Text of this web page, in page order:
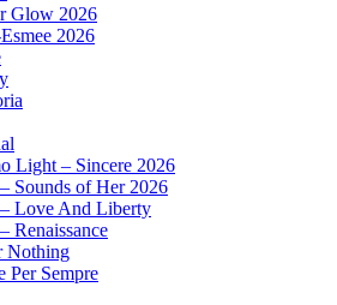
Glow 2026
2026
Light – Sincere 2026
Sounds of Her 2026
Love And Liberty
Renaissance
Nothing
Per Sempre